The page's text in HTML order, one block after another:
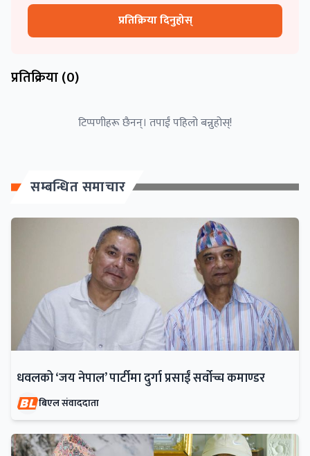
प्रतिक्रिया दिनुहोस्
प्रतिक्रिया (0)
टिप्पणीहरू छैनन्। तपाईं पहिलो बन्नुहोस्!
सम्बन्धित समाचार
धवलको ‘जय नेपाल’ पार्टीमा दुर्गा प्रसाईं सर्वोच्च कमाण्डर
बिएल संवाददाता